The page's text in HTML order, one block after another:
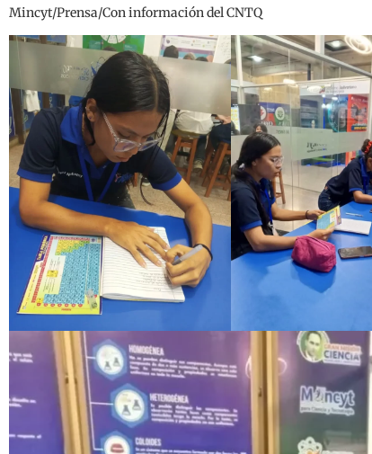
Mincyt/Prensa/Con información del CNTQ